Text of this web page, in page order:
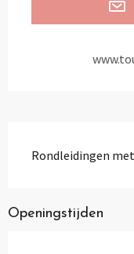
Rondleidingen
Openingstijden